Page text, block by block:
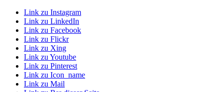
Link zu Instagram
Link zu LinkedIn
Link zu Facebook
Link zu Flickr
Link zu Xing
Link zu Youtube
Link zu Pinterest
Link zu Icon_name
Link zu Mail